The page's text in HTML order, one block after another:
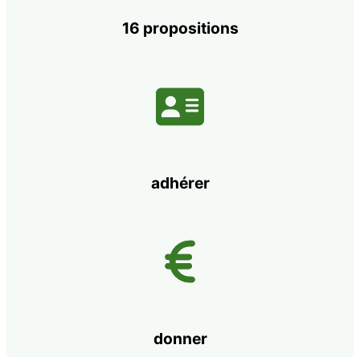
16 propositions
adhérer
donner